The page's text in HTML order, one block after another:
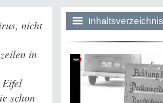
nicht
in
schon
Inhaltsverzeichnis
Historie:
Die dunkle
Mythen,
Legenden